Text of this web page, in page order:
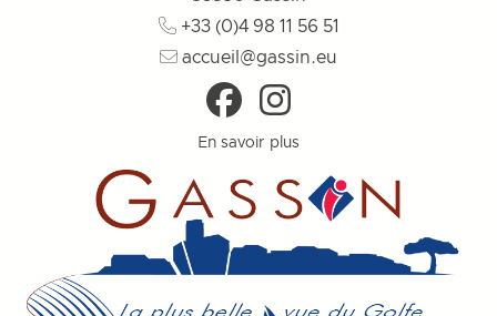
+33 (0)4 98 11 56 51
accueil@gassin.eu
En savoir plus